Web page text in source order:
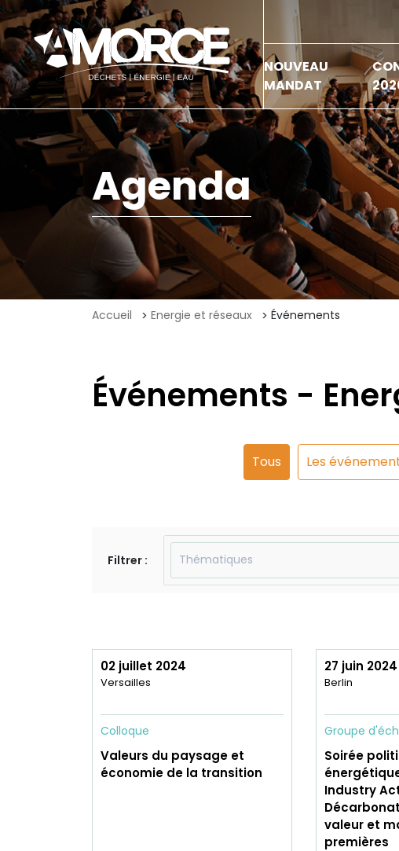
NOUVEAU
MANDAT
Agenda
Accueil Energie et réseaux Événements
Événements -
Tous Les
Filtrer :
02 juillet 2024
Versailles
Colloque
Valeurs du paysage et
économie de la transition
27 juin 2024
Berlin
Groupe
Soirée
Industry
valeur et
premières